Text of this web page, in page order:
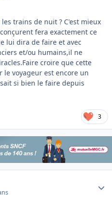
trains de nuit ? C'est mieux
fera exactement ce
lui dira de faire et avec
et/ou humains,il ne
croire que cette
voyageur est encore un
si bien le faire depuis
3